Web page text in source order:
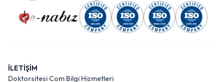
İLETİŞİM
Doktorsitesi Com Bilgi Hizmetleri